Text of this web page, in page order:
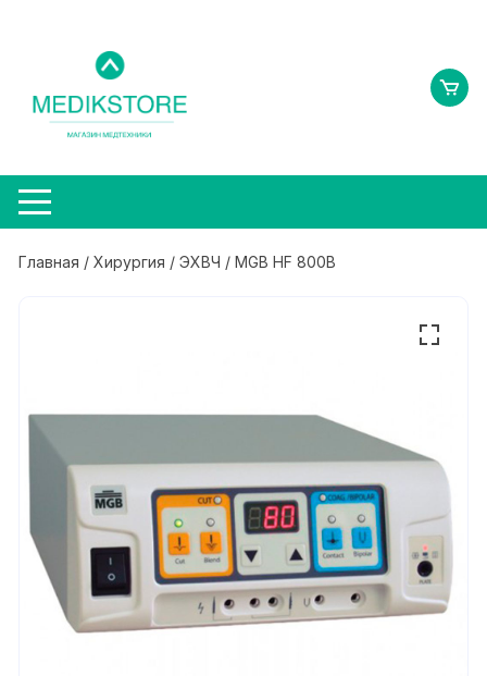
содержимому
Главная /Хирургия /ЭХВЧ / MGB HF 800B